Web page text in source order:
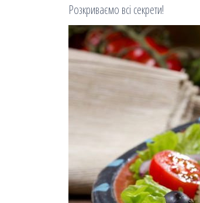
Розкриваємо всі секрети!